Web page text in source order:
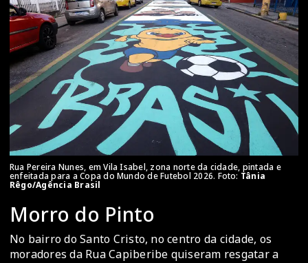
Rua Pereira Nunes, em Vila Isabel, zona norte da cidade, pintada e
enfeitada para a Copa do Mundo de Futebol 2026. Foto: Tânia
Rêgo/Agência Brasil
Morro do Pinto
No bairro do Santo Cristo, no centro da cidade, os
moradores da Rua Capiberibe quiseram resgatar a